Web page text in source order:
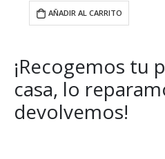
AÑADIR AL CARRITO
¡Recogemos tu
casa, lo
devolvemos!